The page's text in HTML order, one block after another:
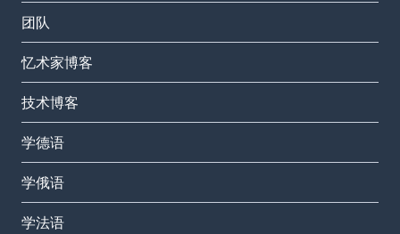
团队
忆术家博客
技术博客
学德语
学俄语
学法语